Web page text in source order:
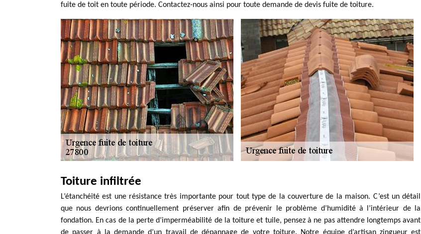
fuite de toit en toute période. Contactez-nous ainsi pour toute demande de devis fuite de toiture.
Toiture infiltrée
L’étanchéité est une résistance très importante pour tout type de la couverture de la maison. C’est un détail
que nous devrions continuellement préserver afin de prévenir le problème d’humidité à l’intérieur de la
fondation. En cas de la perte d’imperméabilité de la toiture et tuile, pensez à ne pas attendre longtemps avant